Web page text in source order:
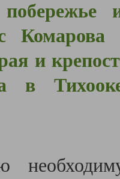
и
в